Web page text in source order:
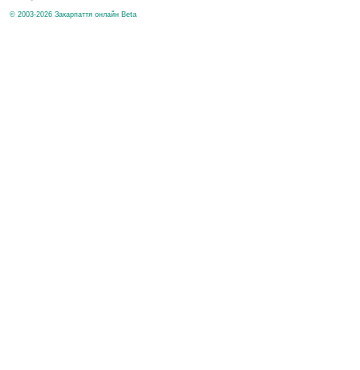
© 2003-2026 Закарпаття онлайн Beta